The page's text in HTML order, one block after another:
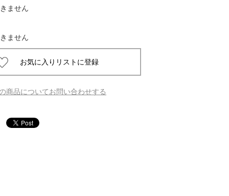
屋
蔦
ません
ません
商品についてお問い合わせする